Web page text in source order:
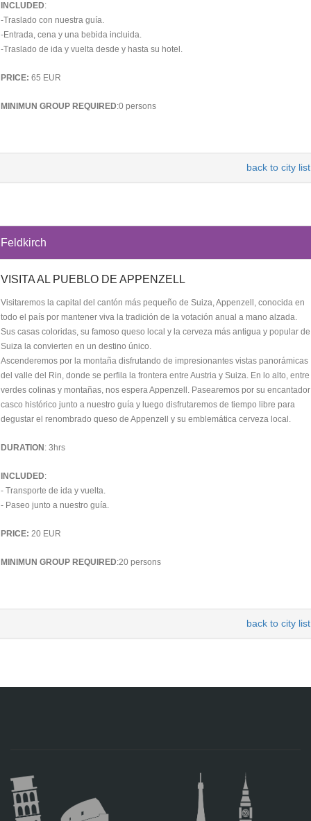
INCLUDED:
-Traslado con nuestra guía.
-Entrada, cena y una bebida incluida.
-Traslado de ida y vuelta desde y hasta su hotel.
PRICE: 65 EUR
MINIMUN GROUP REQUIRED:0 persons
back to city list
Feldkirch
VISITA AL PUEBLO DE APPENZELL
Visitaremos la capital del cantón más pequeño de Suiza, Appenzell, conocida en
todo el país por mantener viva la tradición de la votación anual a mano alzada.
Sus casas coloridas, su famoso queso local y la cerveza más antigua y popular de
Suiza la convierten en un destino único.
Ascenderemos por la montaña disfrutando de impresionantes vistas panorámicas
del valle del Rin, donde se perfila la frontera entre Austria y Suiza. En lo alto, entre
verdes colinas y montañas, nos espera Appenzell. Pasearemos por su encantador
casco histórico junto a nuestro guía y luego disfrutaremos de tiempo libre para
degustar el renombrado queso de Appenzell y su emblemática cerveza local.
DURATION : 3hrs
INCLUDED:
- Transporte de ida y vuelta.
- Paseo junto a nuestro guía.
PRICE: 20 EUR
MINIMUN GROUP REQUIRED:20 persons
back to city list